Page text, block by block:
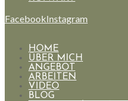
FacebookInstagram
HOME
ÜBER MICH
ANGEBOT
ARBEITEN
VIDEO
BLOG